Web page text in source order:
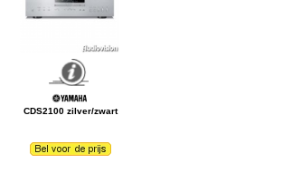
CDS2100 zilver/zwart